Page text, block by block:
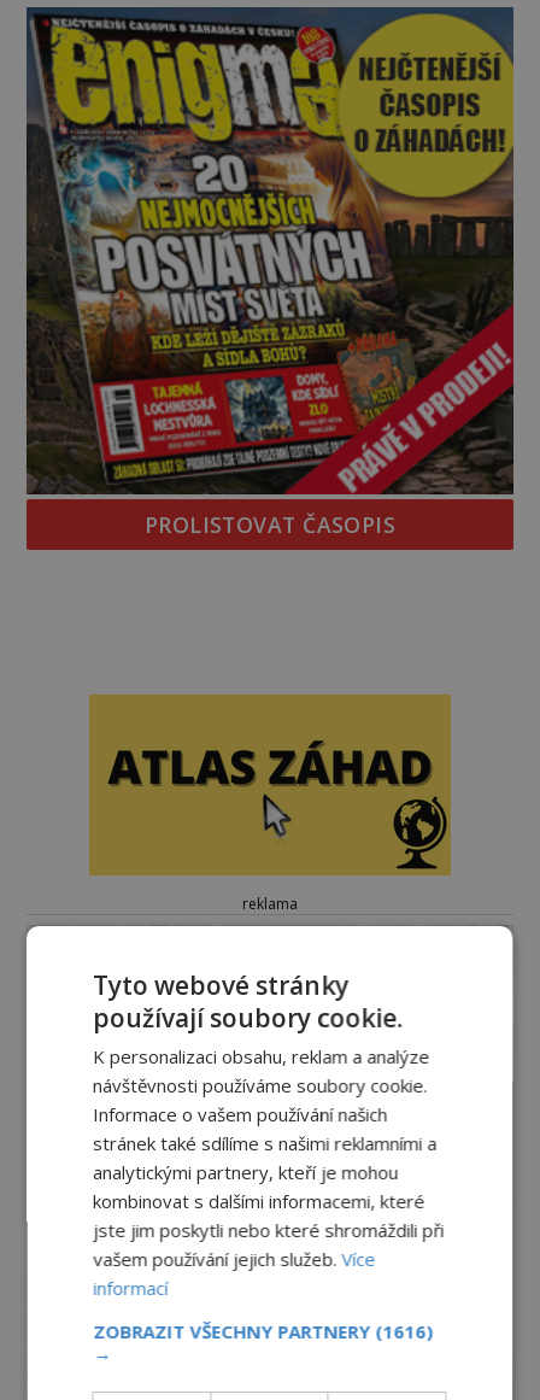
temná minulost mohla zanechat něco, co se
dodnes nepodařilo vysvětlit. Kamenný hrad stojí v
horách Salcburska u
PROLISTOVAT ČASOPIS
reklama
Tyto webové stránky
používají soubory cookie.
K personalizaci obsahu, reklam a analýze
návštěvnosti používáme soubory cookie.
Informace o vašem používání našich
stránek také sdílíme s našimi reklamními a
analytickými partnery, kteří je mohou
kombinovat s dalšími informacemi, které
jste jim poskytli nebo které shromáždili při
vašem používání jejich služeb.Více
informací
ZOBRAZIT VŠECHNY PARTNERY (1616)
→